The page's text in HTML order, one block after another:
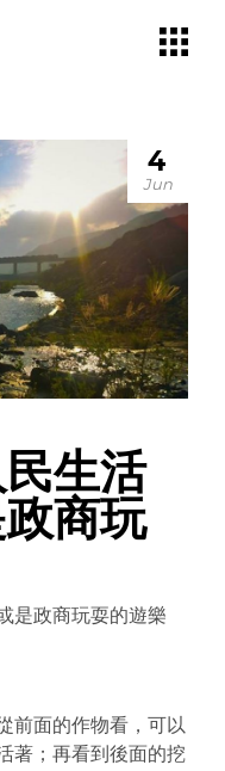
4
Jun
生活
商玩
是政商玩耍的遊樂
前面的作物看，可以
著；再看到後面的挖